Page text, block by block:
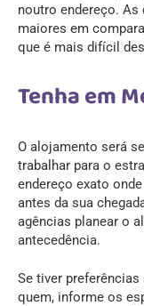
noutro endereço.
maiores em
que é mais difícil
Tenha em
O alojamento será
trabalhar para o
endereço exato
antes da sua
agências planear o
antecedência.
Se tiver
quem, informe os